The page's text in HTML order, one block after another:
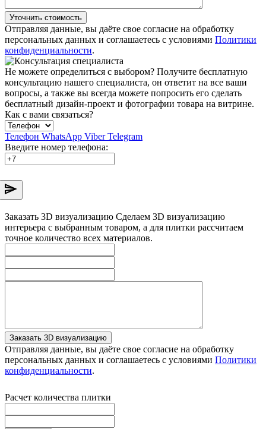
Уточнить стоимость
Отправляя данные, вы даёте свое согласие на обработку
персональных данных и соглашаетесь с условиями Политики
конфиденциальности.
Не можете определиться с выбором? Получите бесплатную
консультацию нашего специалиста, он ответит на все ваши
вопросы, а также вы всегда можете попросить его сделать
бесплатный дизайн-проект и фотографии товара на витрине.
Как с вами связаться?
Телефон WhatsApp ViberTelegram
Введите номер телефона:
Заказать 3D визуализацию Сделаем 3D визуализацию
интерьера с выбранным товаром, а для плитки рассчитаем
точное количество всех материалов.
Заказать 3D визуализацию
Отправляя данные, вы даёте свое согласие на обработку
персональных данных и соглашаетесь с условиями Политики
конфиденциальности.
Расчет количества плитки